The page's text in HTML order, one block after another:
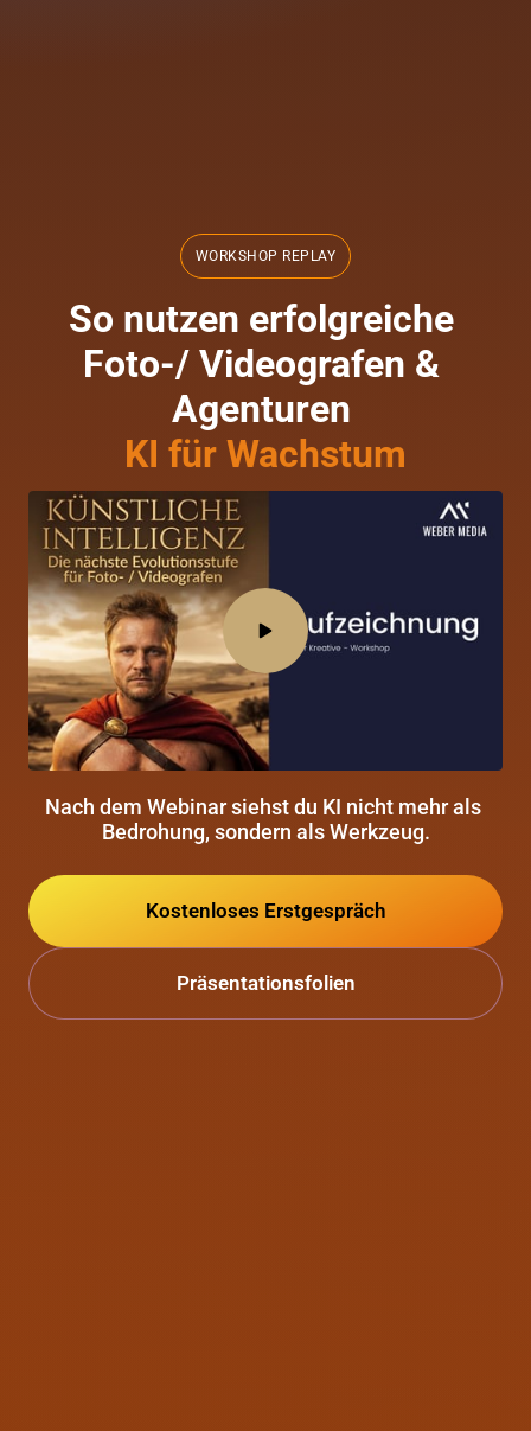
WORKSHOP REPLAY
So nutzen erfolgreiche
Foto-/ Videografen &
KI für Wachstum
Nach dem Webinar siehst du KI nicht mehr als
Bedrohung, sondern als Werkzeug.
Kostenloses Erstgespräch
Präsentationsfolien